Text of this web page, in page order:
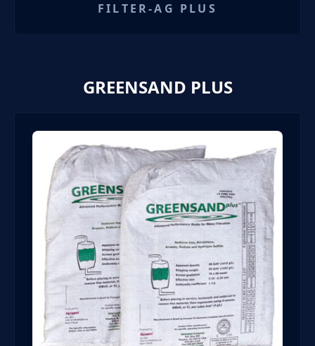
FILTER-AG PLUS
GREENSAND PLUS